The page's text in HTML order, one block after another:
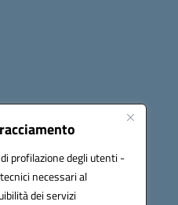
profilazione degli utenti -
necessari al
dei servizi
su: